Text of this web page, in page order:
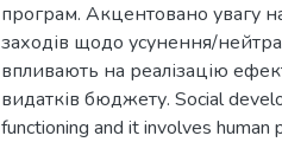
програм. Акцентовано увагу
заходів щодо усунення/
впливають на реалізацію
видатків бюджету. Social
functioning and it involves